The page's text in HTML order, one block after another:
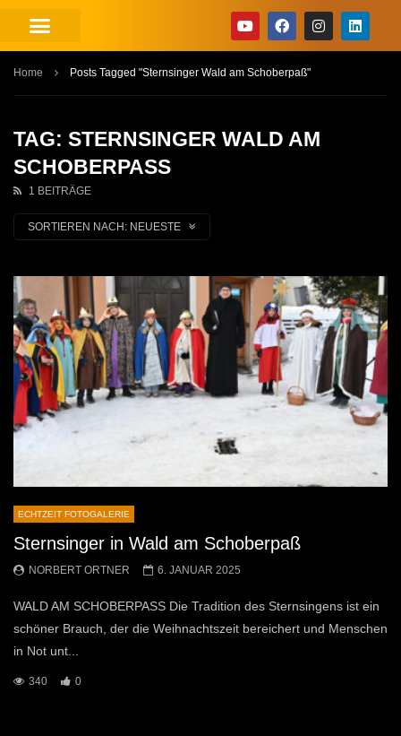
Home Posts Tagged "Sternsinger Wald am Schoberpaß"
TAG: STERNSINGER WALD AM
SCHOBERPASS
1 BEITRÄGE
SORTIEREN NACH: NEUESTE
ECHTZEIT FOTOGALERIE
Sternsinger in Wald am Schoberpaß
NORBERT ORTNER 6. JANUAR 2025
WALD AM SCHOBERPASS Die Tradition des Sternsingens ist ein
schöner Brauch, der die Weihnachtszeit bereichert und Menschen
in Not unt...
340 0